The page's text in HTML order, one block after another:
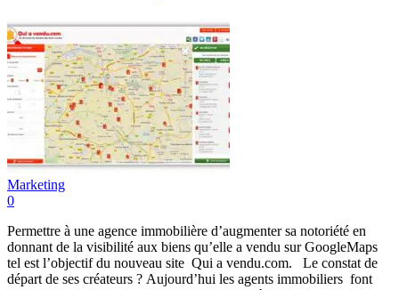
Marketing
0
Permettre à une agence immobilière d’augmenter sa notoriété en
donnant de la visibilité aux biens qu’elle a vendu sur GoogleMaps
tel est l’objectif du nouveau site Qui a vendu.com. Le constat de
départ de ses créateurs ? Aujourd’hui les agents immobiliers font